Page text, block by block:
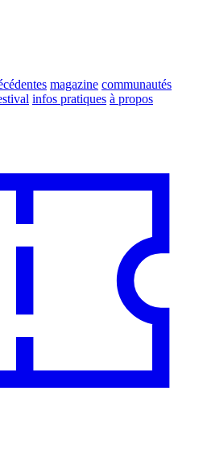
magazine communautés
infos pratiques à propos